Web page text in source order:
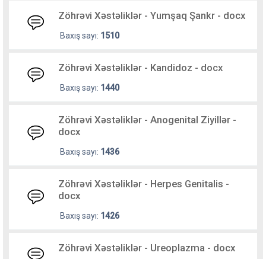
Zöhrəvi Xəstəliklər - Yumşaq Şankr - docx
Baxış sayı: 1510
Zöhrəvi Xəstəliklər - Kandidoz - docx
Baxış sayı: 1440
Zöhrəvi Xəstəliklər - Anogenital Ziyillər -
docx
Baxış sayı: 1436
Zöhrəvi Xəstəliklər - Herpes Genitalis -
docx
Baxış sayı: 1426
Zöhrəvi Xəstəliklər - Ureoplazma - docx